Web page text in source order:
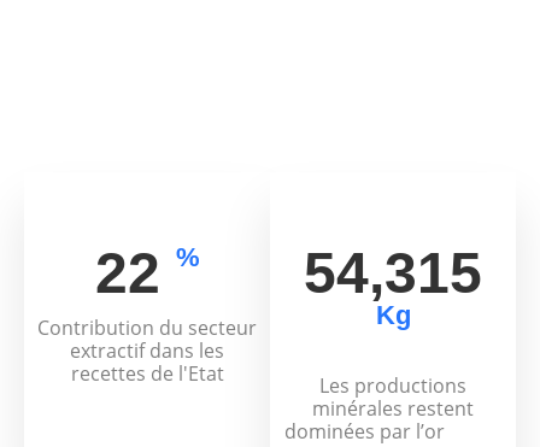
26 %
Contribution du secteur
extractif dans les
recettes de l'Etat
63,629
Kg
Les productions
minérales restent
dominées par l’or